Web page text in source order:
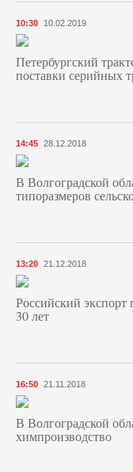
10:30 10.02.2019
Петербургский
поставки серийных
14:45 28.12.2018
В Волгоградской
типоразмеров
13:20 21.12.2018
Российский
30 лет
16:50 21.11.2018
В Волгоградской
химпроизводство